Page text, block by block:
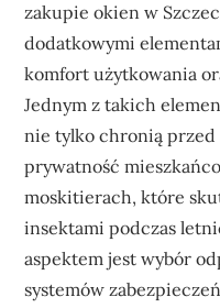
zakupie okien w
dodatkowymi
komfort użytkowania
Jednym z takich
nie tylko chronią przed
prywatność
moskitierach, które
insektami podczas
aspektem jest wybór
systemów